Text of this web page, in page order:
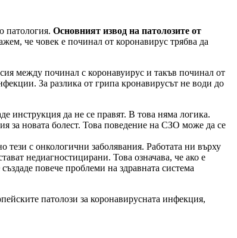
патология. Основният извод на патолозите от
че човек е починал от коронавирус трябва да
между починал с коронавуирус и такъв починал от
За разлика от грипа кронавирусът не води до
инструкция да не се правят. В това няма логика.
за новата болест. Това поведение на СЗО може да се
тези с онкологични заболявания. Работата ни върху
недиагностицирани. Това означава, че ако е
повече проблеми на здравната система
патолози за коронавирусната инфекция,